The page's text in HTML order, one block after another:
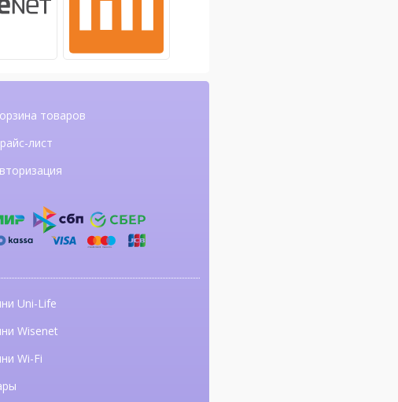
товаров
лист
Uni-Life
Wisenet
Wi-Fi